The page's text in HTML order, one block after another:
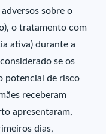
sobre o
o tratamento com
ativa) durante a
se os
potencial de risco
receberam
apresentaram,
dias,